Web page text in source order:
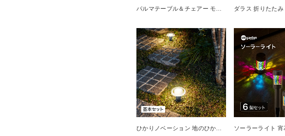
パルマテーブル＆チェアー モカ5点セット